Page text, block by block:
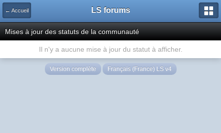
← Accueil LS forums
Mises à jour des statuts de la communauté
Il n'y a aucune mise à jour du statut à afficher.
Version complète Français (France) LS v4